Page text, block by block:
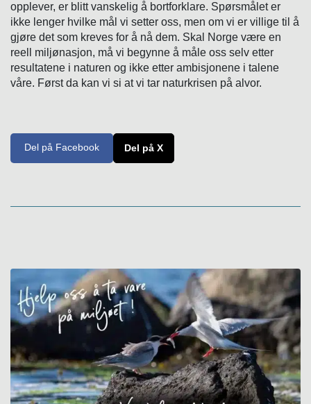
opplever, er blitt vanskelig å bortforklare. Spørsmålet er
ikke lenger hvilke mål vi setter oss, men om vi er villige til å
gjøre det som kreves for å nå dem. Skal Norge være en
reell miljønasjon, må vi begynne å måle oss selv etter
resultatene i naturen og ikke etter ambisjonene i talene
våre. Først da kan vi si at vi tar naturkrisen på alvor.
Del på Facebook Del på X